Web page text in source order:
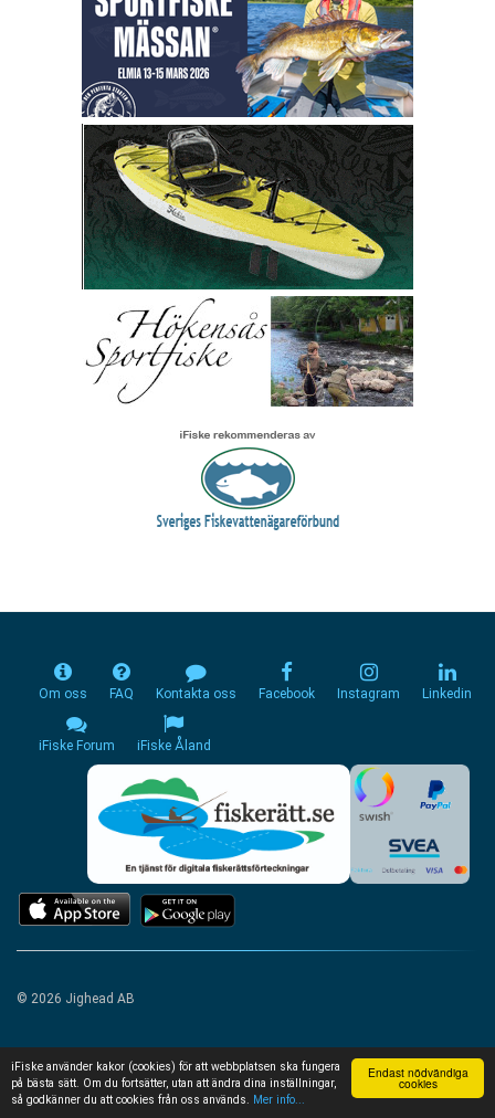
Endast nödvändiga
cookies
iFiske använder kakor (cookies) för att webbplatsen ska fungera
på bästa sätt. Om du fortsätter, utan att ändra dina inställningar,
så godkänner du att cookies från oss används.
Mer info...
Om oss FAQ Kontakta oss Facebook Instagram Linkedin
iFiske Forum iFiske Åland
© 2026 Jighead AB